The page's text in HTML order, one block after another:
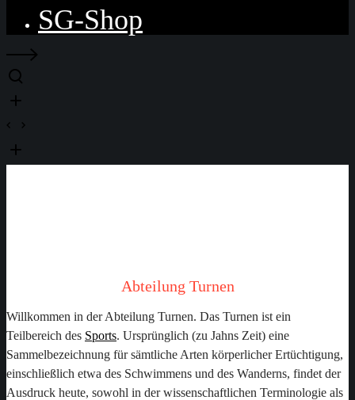
SG-Shop
Abteilung Turnen
Willkommen in der Abteilung Turnen. Das Turnen ist ein
Teilbereich des Sports. Ursprünglich (zu Jahns Zeit) eine
Sammelbezeichnung für sämtliche Arten körperlicher Ertüchtigung,
einschließlich etwa des Schwimmens und des Wanderns, findet der
Ausdruck heute, sowohl in der wissenschaftlichen Terminologie als